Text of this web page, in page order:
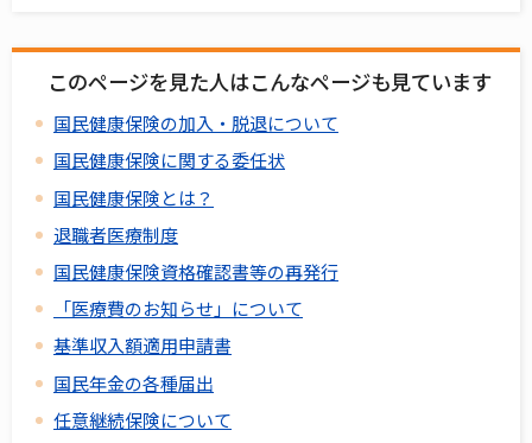
このページを見た人はこんなページも見ています
国民健康保険の加入・脱退について
国民健康保険に関する委任状
国民健康保険とは？
退職者医療制度
国民健康保険資格確認書等の再発行
「医療費のお知らせ」について
基準収入額適用申請書
国民年金の各種届出
任意継続保険について